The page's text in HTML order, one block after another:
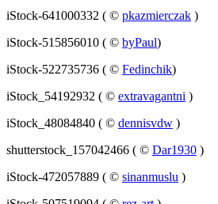
iStock-641000332 ( © pkazmierczak )
iStock-515856010 ( © byPaul)
iStock-522735736 ( © Fedinchik)
iStock_54192932 ( © extravagantni )
iStock_48084840 ( © dennisvdw )
shutterstock_157042466 ( © Dar1930 )
iStock-472057889 ( © sinanmuslu )